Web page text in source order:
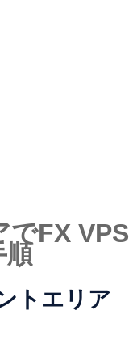
でFX VPS
順
トエリア